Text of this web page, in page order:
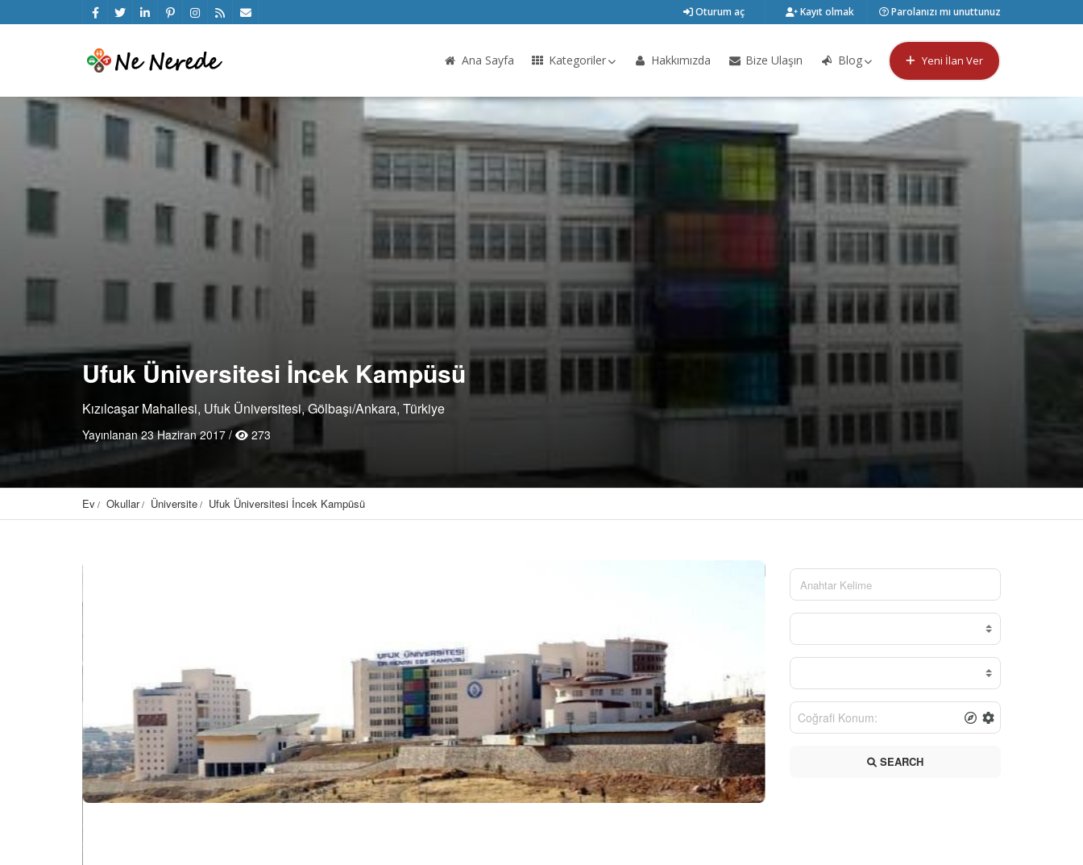
Oturum aç Kayıt olmak Parolanızı mı unuttunuz
Ana Sayfa Kategoriler Hakkımızda Bize Ulaşın Blog Yeni İlan Ver
Ufuk Üniversitesi İncek Kampüsü
Kızılcaşar Mahallesi, Ufuk Üniversitesi, Gölbaşı/Ankara, Türkiye
Yayınlanan 23 Haziran 2017 / 273
Ev Okullar Üniversite Ufuk Üniversitesi İncek Kampüsü
SEARCH